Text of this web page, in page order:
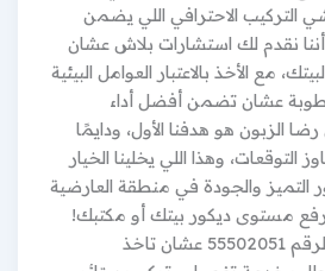
الاحترافي اللي يضمن
نقدم لك استشارات بلاش عشان
مع الأخذ بالاعتبار العوامل البيئية
عشان تضمن أفضل أداء
الزبون هو هدفنا الأول، ودايمًا
وهذا اللي يخلينا الخيار
والجودة في منطقة العارضية
ترفع مستوى ديكور بيتك أو مكتبك!
تواصل معنا اليوم على الرقم 55502051 عشان تاخذ